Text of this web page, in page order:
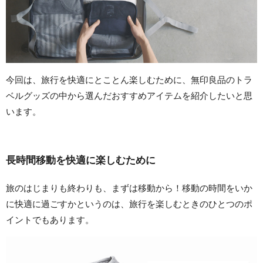
今回は、旅行を快適にとことん楽しむために、無印良品のトラ
ベルグッズの中から選んだおすすめアイテムを紹介したいと思
います。
長時間移動を快適に楽しむために
旅のはじまりも終わりも、まずは移動から！移動の時間をいか
に快適に過ごすかというのは、旅行を楽しむときのひとつのポ
イントでもあります。